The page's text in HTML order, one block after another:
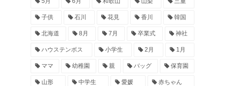
子供 石川 花見 香川 韓国
北海道 8月 7月 卒業式 神社
ハウステンボス 小学生 2月 1月
ママ 幼稚園 親 バッグ 保育園
山形 中学生 愛媛 赤ちゃん